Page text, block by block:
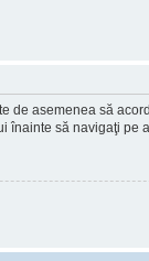
de asemenea să
înainte să navigaţi pe